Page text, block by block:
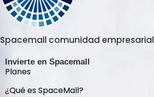
Spacemall comunidad empresarial
Invierte en Spacemall
Planes
¿Qué es SpaceMall?